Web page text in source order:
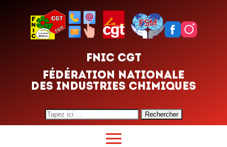
FNIC CGT
FÉDÉRATION NATIONALE
DES INDUSTRIES CHIMIQUES
Search
for: